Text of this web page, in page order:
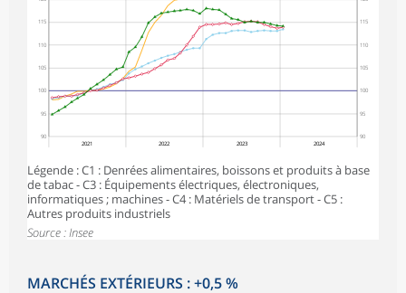
100
105
110
115
95
90 90
95
100
105
110
115
2021 2022 2023 2024
Légende : C1 : Denrées alimentaires, boissons et produits à base
de tabac - C3 : Équipements électriques, électroniques,
informatiques ; machines - C4 : Matériels de transport - C5 :
Autres produits industriels
Source : Insee
MARCHÉS EXTÉRIEURS : +0,5 %